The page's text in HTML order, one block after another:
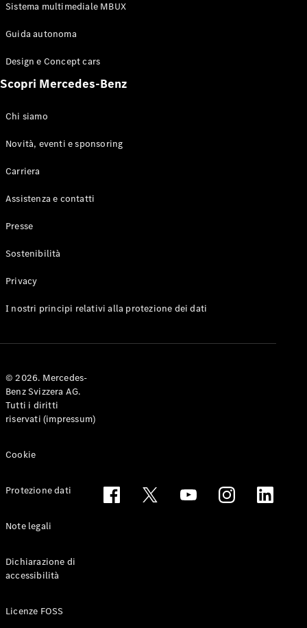
Sistema multimediale MBUX
Guida autonoma
Design e Concept cars
Scopri Mercedes-Benz
Chi siamo
Novità, eventi e sponsoring
Carriera
Assistenza e contatti
Presse
Sostenibilità
Privacy
I nostri principi relativi alla protezione dei dati
© 2026. Mercedes-
Benz Svizzera AG.
Tutti i diritti
riservati (impressum)
Cookie
Protezione dati
Note legali
Dichiarazione di
accessibilità
Licenze FOSS